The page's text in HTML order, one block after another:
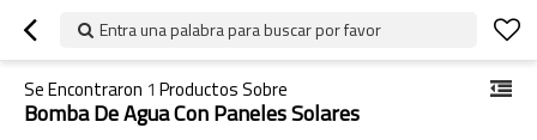
Entra una palabra para buscar por favor
Se Encontraron 1 Productos Sobre
Bomba De Agua Con Paneles Solares